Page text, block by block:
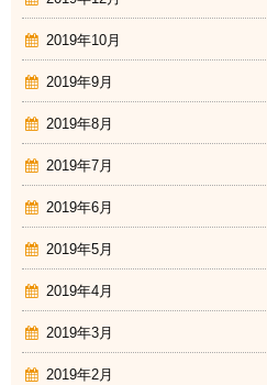
2019年10月
2019年9月
2019年8月
2019年7月
2019年6月
2019年5月
2019年4月
2019年3月
2019年2月